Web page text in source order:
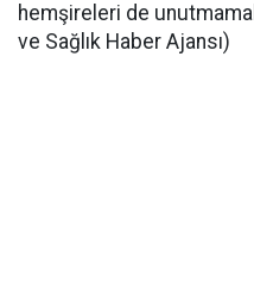
hemşireleri de
ve Sağlık Haber Ajansı)